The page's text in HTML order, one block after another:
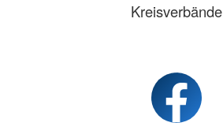
Kreisverbände